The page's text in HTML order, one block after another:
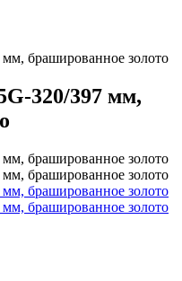
брашированное золото
320/397 мм,